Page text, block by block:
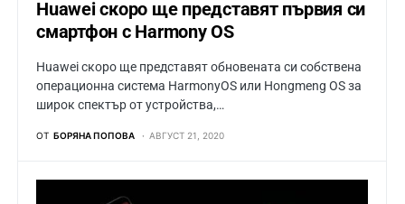
Huawei скоро ще представят първия си
смартфон с Harmony OS
Huawei скоро ще представят обновената си собствена
операционна система HarmonyOS или Hongmeng OS за
широк спектър от устройства,…
ОТ БОРЯНА ПОПОВА АВГУСТ 21, 2020